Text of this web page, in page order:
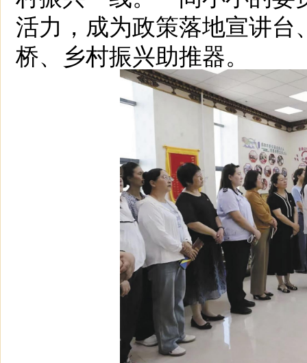
活力，成为政策落地宣讲
桥、乡村振兴助推器。